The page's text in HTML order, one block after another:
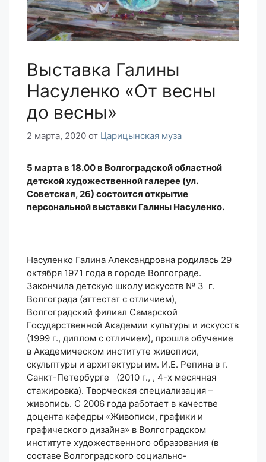
Выставка Галины
Насуленко «От весны
до весны»
2 марта, 2020 от Царицынская муза
5 марта в 18.00 в Волгоградской областной
детской художественной галерее (ул.
Советская, 26) состоится открытие
персональной выставки Галины Насуленко.
Насуленко Галина Александровна родилась 29
октября 1971 года в городе Волгограде.
Закончила детскую школу искусств № 3 г.
Волгограда (аттестат с отличием),
Волгоградский филиал Самарской
Государственной Академии культуры и искусств
(1999 г., диплом с отличием), прошла обучение
в Академическом институте живописи,
скульптуры и архитектуры им. И.Е. Репина в г.
Санкт-Петербурге (2010 г., , 4-х месячная
стажировка). Творческая специализация –
живопись. С 2006 года работает в качестве
доцента кафедры «Живописи, графики и
графического дизайна» в Волгоградском
институте художественного образования (в
составе Волгоградского социально-